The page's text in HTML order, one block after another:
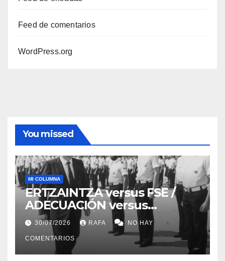
Feed de comentarios
WordPress.org
You missed
MI COLUMNA
ERTZAINTZA versus FSE /
ADECUACIÓN versus
SUSTITUCIÓN
30/07/2026 RAFA NO HAY
COMENTARIOS